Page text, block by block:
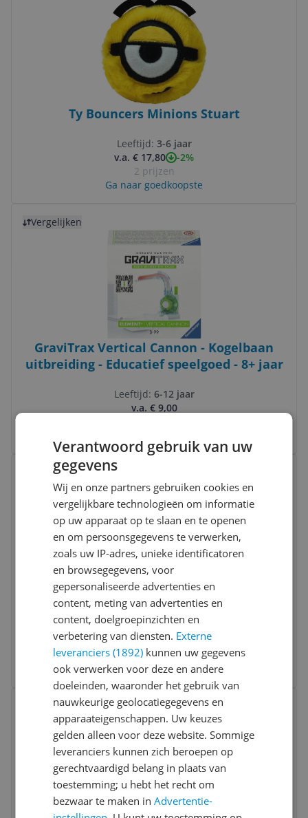
Ty Bouncers Minions Stuart
Leeftijd: 3-6 jaar
v.a. € 17,80
-2%
2 prijzen
Ga naar goedkoopste
Vergelijken
GraviTrax Vertical Cannon - Kogelbaan
uitbreiding - Educatief speelgoed - 8+ jaar
Leeftijd: 6-12 jaar
v.a. € 9,00
Vergelijken
Quercetti Mini Pallino Behendigheidsspel
Leeftijd:3-6 jaar
v.a. € 14,99
3 prijzen
Ga naar goedkoopste
Bekijk product
Vergelijken
Bekijk product
Verantwoord gebruik van uw
gegevens
Wij en onze partners gebruiken cookies en
vergelijkbare technologieën om informatie
op uw apparaat op te slaan en te openen
en om persoonsgegevens te verwerken,
zoals uw IP-adres, unieke identificatoren
en browsegegevens, voor
gepersonaliseerde advertenties en
content, meting van advertenties en
content, doelgroepinzichten en
verbetering van diensten. Externe
leveranciers (1892) kunnen uw gegevens
ook verwerken voor deze en andere
doeleinden, waaronder het gebruik van
nauwkeurige geolocatiegegevens en
apparaateigenschappen. Uw keuzes
gelden alleen voor deze website. Sommige
leveranciers kunnen zich beroepen op
gerechtvaardigd belang in plaats van
toestemming; u hebt het recht om
bezwaar te maken inAdvertentie-